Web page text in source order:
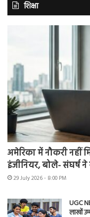
शिक्षा
अमेरिका में नौकरी नहीं
इंजीनियर, बोले- संघर्ष
29 July 2026 - 8:00 PM
UGC
लाखों